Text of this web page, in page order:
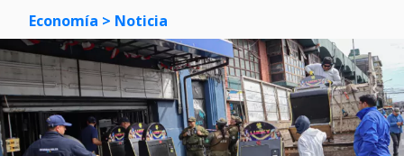
Economía > Noticia